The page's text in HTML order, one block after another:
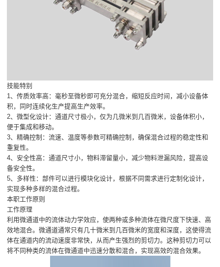
技能特别
1、传质效率高：毫秒至微秒即可充分混合，缩短反应时间，减小设备体
积，同时连续化生产提高生产效率。
2、微型化设计：通道尺寸极小，仅为几微米到几百微米，设备体积小，
便于集成和移动。
3、精确控制：流速、温度等参数可精确控制，确保混合过程的稳定性和
重复性。
4、安全性高：通道尺寸小，物料滞留量小，减少物料泄漏风险，提高设
备安全性。
5、多样性：部件可以进行模块化设计，根据不同需求进行定制化设计，
实现多种多样的混合过程。
本职工作原则
工作原理
利用微通道中的流体动力学效应，使两种或多种流体在微尺度下快速、高
效地混合。微通道通常只有几十微米到几百微米的宽度和深度，这使得流
体在通道内的流动速度非常快，从而产生强烈的剪切力。这种剪切力可以
将不同种类的流体在微通道中迅速分散和混合，实现高效的混合效果。